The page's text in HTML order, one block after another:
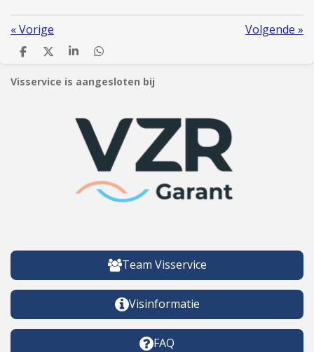
«Vorige Volgende »
D
l
e
D
e
l
S
a
D
l
e
Visservice is aangesloten bij
Team Visservice
Visinformatie
FAQ